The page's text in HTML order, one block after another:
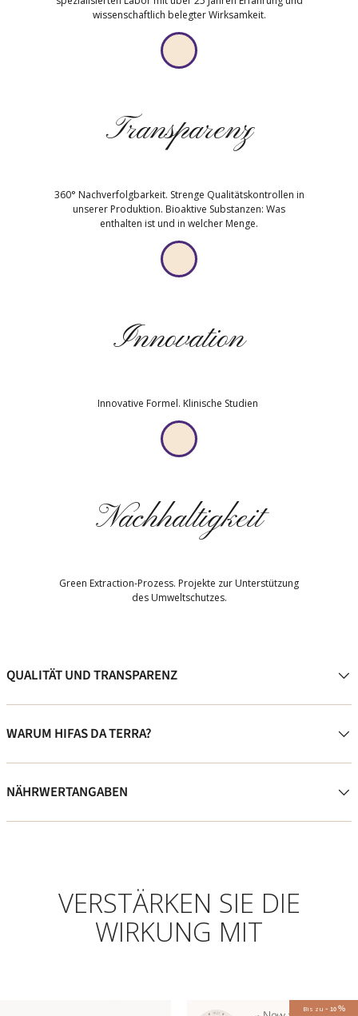
wissenschaftlich belegter Wirksamkeit.
Transparenz
360° Nachverfolgbarkeit. Strenge Qualitätskontrollen in
unserer Produktion. Bioaktive Substanzen: Was
enthalten ist und in welcher Menge.
Innovation
Innovative Formel. Klinische Studien
Nachhaltigkeit
Green Extraction-Prozess. Projekte zur Unterstützung
des Umweltschutzes.
QUALITÄT UND TRANSPARENZ
WARUM HIFAS DA TERRA?
NÄHRWERTANGABEN
VERSTÄRKEN SIE DIE
WIRKUNG MIT
Bis zu - 10%